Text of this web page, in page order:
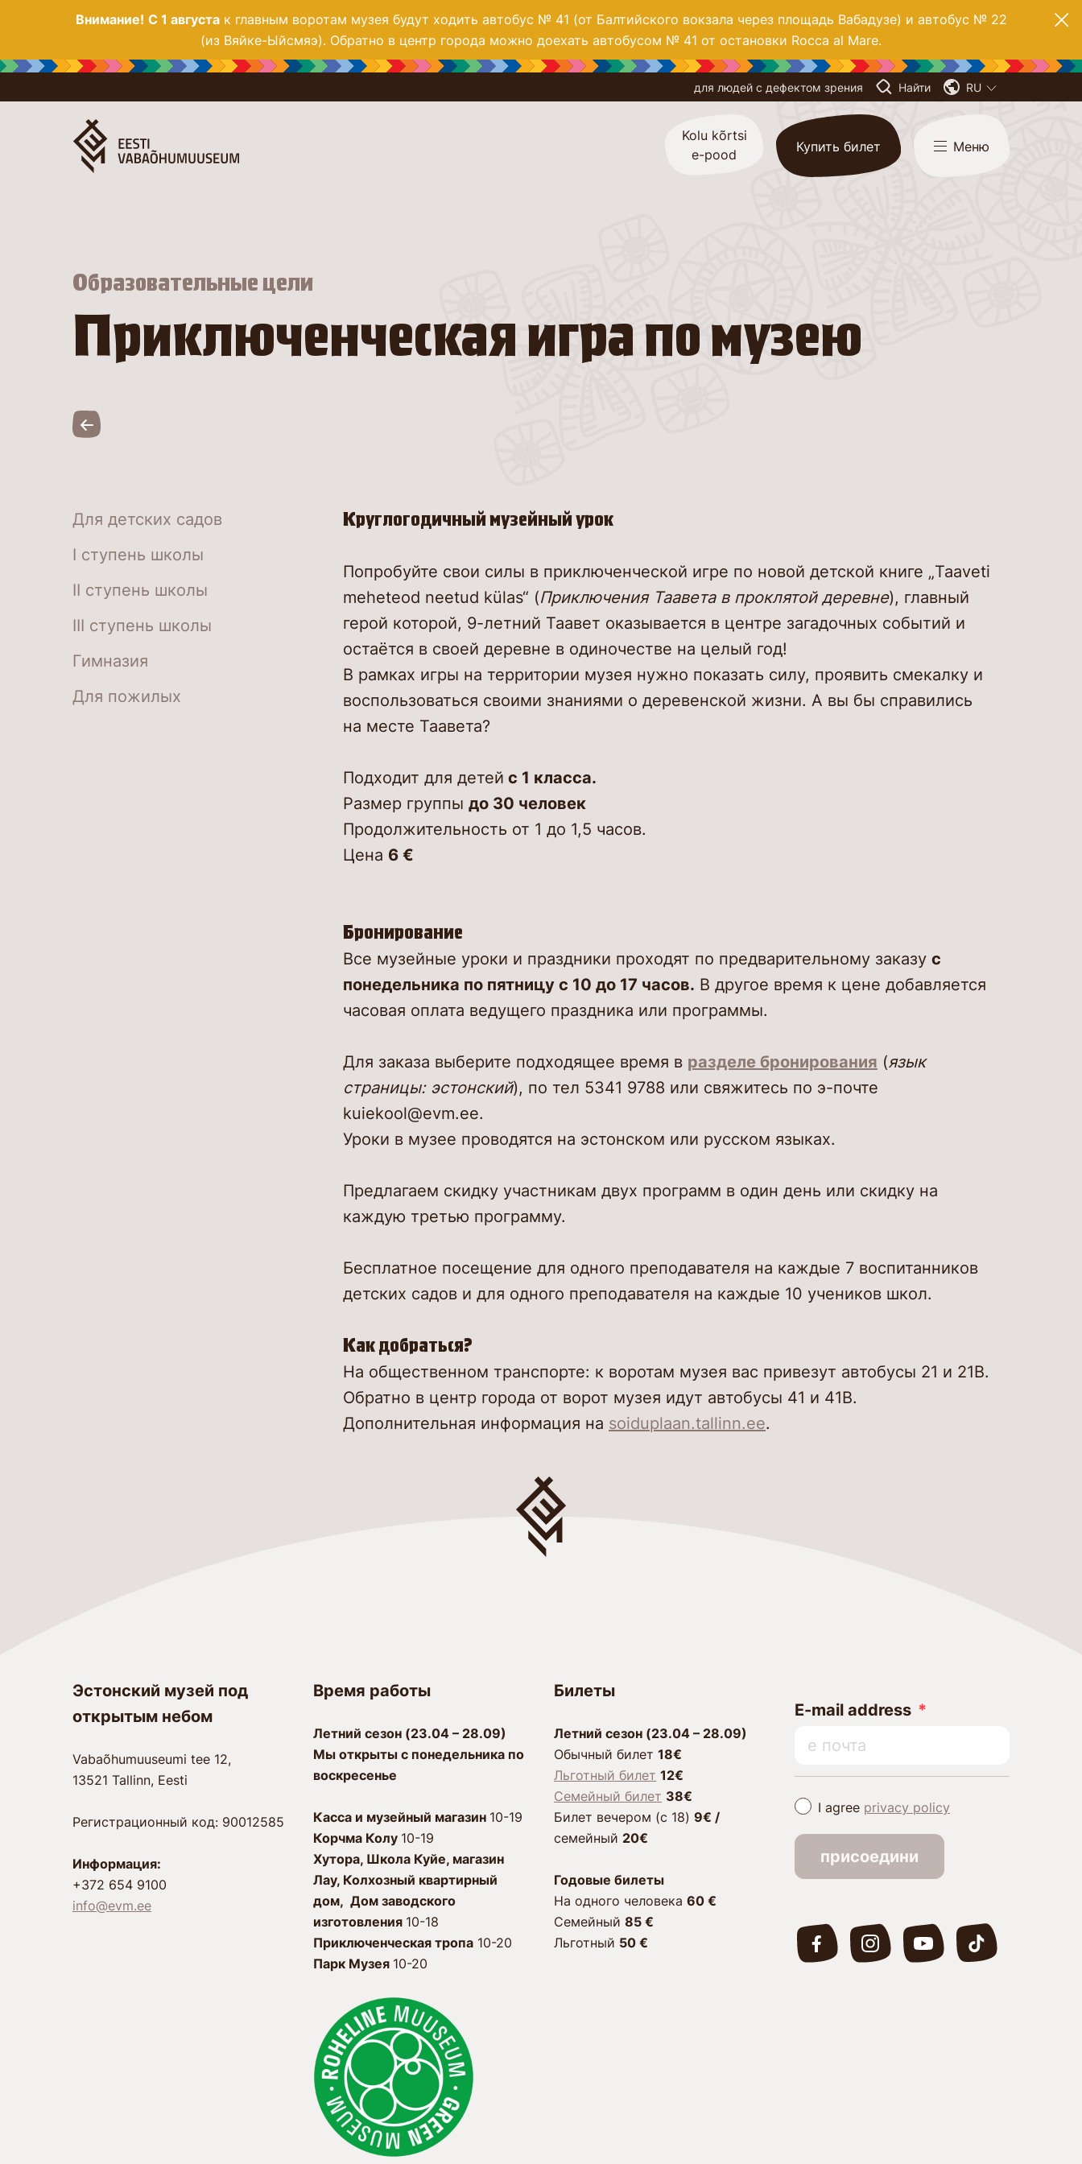
Внимание! С 1 августак главным воротам музея будут ходить автобус № 41 (от Балтийского вокзала через площадь Вабадузе) и автобус № 22
(из Вяйке-Ыйсмяэ). Обратно в центр города можно доехать автобусом № 41 от остановки Rocca al Mare.
для людей с дефектом зрения Найти RU
Kolu kõrtsi
e-pood
Купить билет Меню
Образовательные цели
Приключенческая игра по музею
Для детских садов
I ступень школы
II ступень школы
III ступень школы
Гимназия
Для пожилых
Круглогодичный музейный урок
Попробуйте свои силы в приключенческой игре по новой детской книге „Taaveti
meheteod neetud külas“ (Приключения Таавета в проклятой деревне), главный
герой которой, 9-летний Таавет оказывается в центре загадочных событий и
остаётся в своей деревне в одиночестве на целый год!
В рамках игры на территории музея нужно показать силу, проявить смекалку и
воспользоваться своими знаниями о деревенской жизни. А вы бы справились
на месте Таавета?
Подходит для детей с 1 класса.
Размер группы до 30 человек
Продолжительность от 1 до 1,5 часов.
Цена 6 €
Бронирование
Все музейные уроки и праздники проходят по предварительному заказу с
понедельника по пятницу с 10 до 17 часов. В другое время к цене добавляется
часовая оплата ведущего праздника или программы.
Для заказа выберите подходящее время в разделе бронирования (язык
страницы: эстонский), по тел 5341 9788 или свяжитесь по э-почте
kuiekool@evm.ee.
Уроки в музее проводятся на эстонском или русском языках.
Предлагаем скидку участникам двух программ в один день или скидку на
каждую третью программу.
Бесплатное посещение для одного преподавателя на каждые 7 воспитанников
детских садов и для одного преподавателя на каждые 10 учеников школ.
Как добраться?
На общественном транспорте: к воротам музея вас привезут автобусы 21 и 21B.
Обратно в центр города от ворот музея идут автобусы 41 и 41B.
Дополнительная информация на soiduplaan.tallinn.ee.
Эстонский музей под
открытым небом
Vabaõhumuuseumi tee 12,
13521 Tallinn, Eesti
Регистрационный код: 90012585
Информация:
+372 654 9100
info@evm.ee
Время работы
Лeтний сезон (23.04 – 28.09)
Мы открыты с пoнeдeльника по
воскресенье
Касса и музейный магазин 10-19
Корчма Колу 10-19
Xутора, Школа Куйе, магазин
Лау, Колхозный квартирный
дом, Дом заводского
изготовления 10-18
Приключенческая тропа 10-20
Парк Музея 10-20
Билеты
Лeтний сезон (23.04 – 28.09)
Обычный билет 18€
Льготный билет 12€
Семейный билет 38€
Билет вечером (c 18) 9€ /
cемейный 20€
Годовые билеты
Hа одного человека 60 €
Семейный 85 €
Льготный 50 €
E-mail address
I agree privacy policy
присоедини